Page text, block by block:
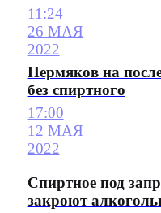
11:24
26 МАЯ
2022
Пермяков на
без спиртного
17:00
12 МАЯ
2022
Спиртное под
закроют